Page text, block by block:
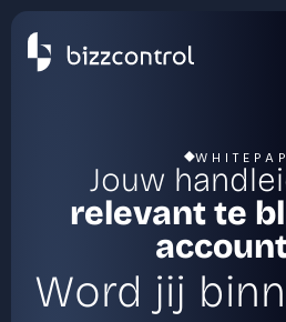
Jouw
relevant te
Word jij